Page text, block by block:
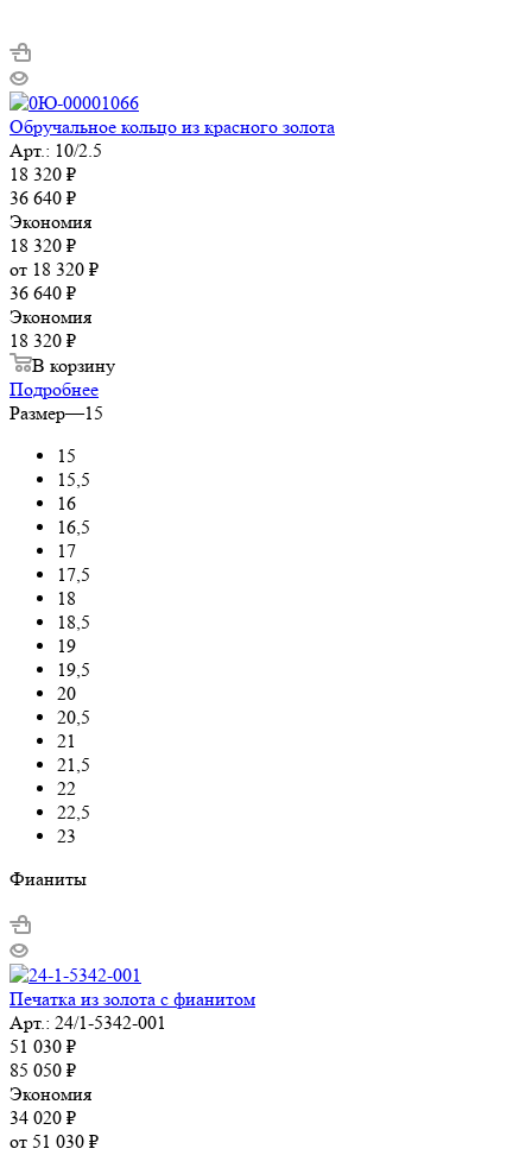
Обручальное кольцо из красного золота
Арт.: 10/2.5
18 320 ₽
36 640 ₽
Экономия
18 320 ₽
от 18 320 ₽
36 640 ₽
Экономия
18 320 ₽
В корзину
Подробнее
Размер—15
15
15,5
16
16,5
17
17,5
18
18,5
19
19,5
20
20,5
21
21,5
22
22,5
23
Фианиты
Печатка из золота с фианитом
Арт.: 24/1-5342-001
51 030 ₽
85 050 ₽
Экономия
34 020 ₽
от 51 030 ₽